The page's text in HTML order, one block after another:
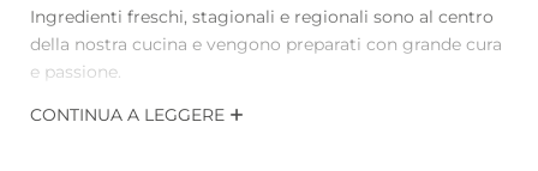
Ingredienti freschi, stagionali e regionali sono al centro
della nostra cucina e vengono preparati con grande cura
e passione.
Con lamezza pensione potrete gustare al mattino una
CONTINUA A LEGGERE
Titolo